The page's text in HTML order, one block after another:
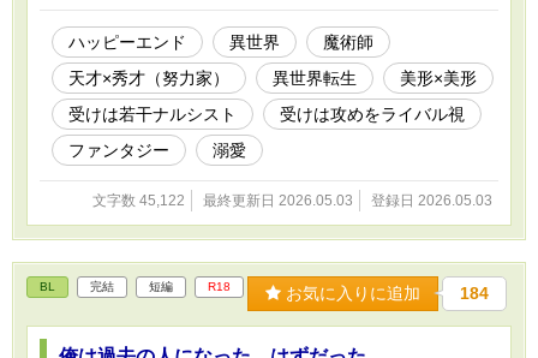
ハッピーエンド 異世界
魔術師
天才×秀才（努力家）
異世界転生
美形×美形
受けは若干ナルシスト
受けは攻めをライバル視
ファンタジー
溺愛
文字数 45,122 最終更新日 2026.05.03 登録日 2026.05.03
BL 完結 短編 R18 お気に入りに追加 184